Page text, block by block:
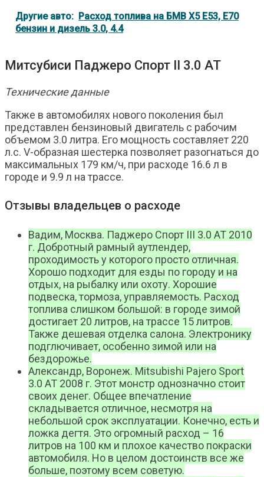
Другие авто: Расход топлива на БМВ Х5 Е53, Е70
бензин и дизель 3.0, 4.4
Митсубиси Паджеро Спорт II 3.0 АТ
Технические данные
Также в автомобилях нового поколения был
представлен бензиновый двигатель с рабочим
объемом 3.0 литра. Его мощность составляет 220
л.с. V-образная шестерка позволяет разогнаться до
максимальных 179 км/ч, при расходе 16.6 л в
городе и 9.9 л на трассе.
Отзывы владельцев о расходе
Вадим, Москва. Паджеро Спорт III 3.0 AT 2010
г. Добротный рамный аутлендер,
проходимость у которого просто отличная.
Хорошо подходит для езды по городу и на
отдых, на рыбалку или охоту. Хорошие
подвеска, тормоза, управляемость. Расход
топлива слишком большой: в городе зимой
достигает 20 литров, на трассе 15 литров.
Также дешевая отделка салона. Электронику
подглючивает, особенно зимой или на
бездорожье.
Александр, Воронеж. Mitsubishi Pajero Sport
3.0 AT 2008 г. Этот монстр однозначно стоит
своих денег. Общее впечатление
складывается отличное, несмотря на
небольшой срок эксплуатации. Конечно, есть и
ложка дегтя. Это огромный расход – 16
литров на 100 км и плохое качество покраски
автомобиля. Но в целом достоинств все же
больше, поэтому всем советую.